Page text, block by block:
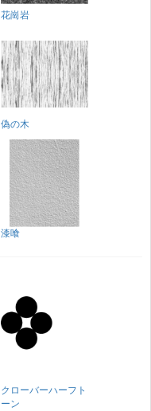
花崗岩
偽の木
漆喰
クローバーハーフト
ーン